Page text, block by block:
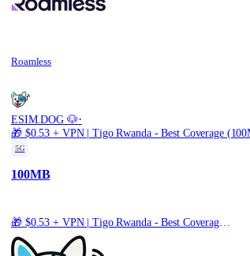
Roamless
ESIM.DOG 🐶·
🎁 $0.53 + VPN | Tigo Rwanda - Best Coverage
5G
100MB
🎁 $0.53 + VPN | Tigo Rwanda - Best Coverage (100MB/1Days) - Black route